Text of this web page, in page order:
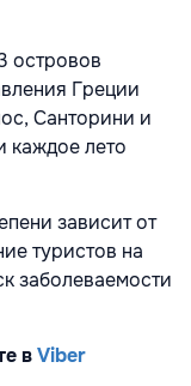
островов
Греции
Санторини и
каждое лето
зависит от
туристов на
заболеваемости
вViber